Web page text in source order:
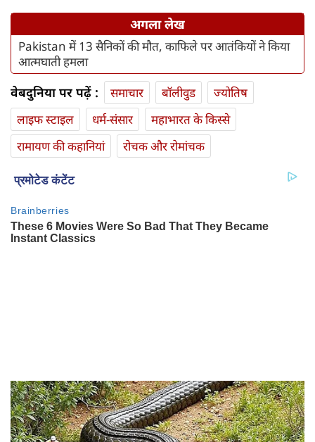
अगला लेख
Pakistan में 13 सैनिकों की मौत, काफिले पर आतंकियों ने किया
आत्मघाती हमला
वेबदुनिया पर पढ़ें : समाचार बॉलीवुड
ज्योतिष
लाइफ स्‍टाइल
धर्म-संसार
महाभारत के किस्से
रामायण की कहानियां
रोचक और रोमांचक